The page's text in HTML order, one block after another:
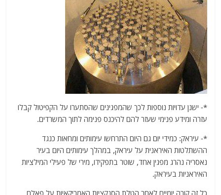
*- ישנן עדויות נוספות לכך שהמפגינים שהסתערו על הקפיטול קבלו
עזרה ומידע פנימי שעזר להם להיכנס פנימה לתוך המשרדים.
*- עיראק: כמידי יום גם היום התרחשו עימותים ומחאות כנגד
ההשתלטות האיראנית על עיראק, במהלך עימותים היום בעיר
נאסריה נהרג מפגין אחד, שוטר בתפקידו, מירי של פעילי המילציות
האיראניות בעיראק.
כל זה קורה יומיים לאחר הטלת הסנקציות האמריקאיות על פאלח